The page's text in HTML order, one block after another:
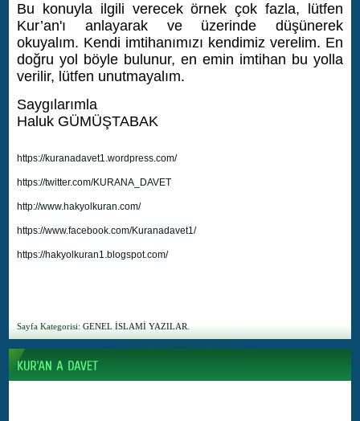
Bu konuyla ilgili verecek örnek çok fazla, lütfen
Kur’an'ı anlayarak ve üzerinde düşünerek
okuyalım. Kendi imtihanımızı kendimiz verelim. En
doğru yol böyle bulunur, en emin imtihan bu yolla
verilir, lütfen unutmayalım.
Saygılarımla
Haluk GÜMÜŞTABAK
https://kuranadavet1.wordpress.com/
https://twitter.com/KURANA_DAVET
http://www.hakyolkuran.com/
https://www.facebook.com/Kuranadavet1/
https://hakyolkuran1.blogspot.com/
Sayfa Kategorisi: GENEL İSLAMİ YAZILAR.